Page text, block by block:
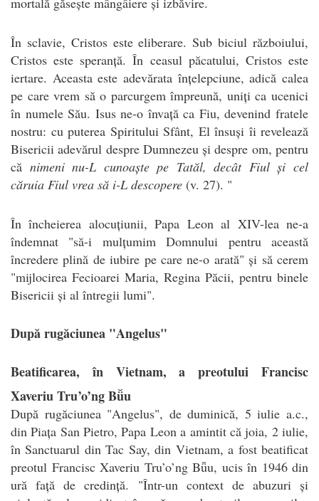
În sclavie, Cristos este eliberare. Sub biciul războiului,
Cristos este speranță. În ceasul păcatului, Cristos este
iertare. Aceasta este adevărata înțelepciune, adică calea
pe care vrem să o parcurgem împreună, uniți ca ucenici
în numele Său. Isus ne-o învață ca Fiu, devenind fratele
nostru: cu puterea Spiritului Sfânt, El însuși îi revelează
Bisericii adevărul despre Dumnezeu și despre om, pentru
că nimeni nu-L cunoaște pe Tatăl, decât Fiul și cel
căruia Fiul vrea să i-L descopere (v. 27). "
În încheierea alocuțiunii, Papa Leon al XIV-lea ne-a
îndemnat "să-i mulțumim Domnului pentru această
încredere plină de iubire pe care ne-o arată" și să cerem
"mijlocirea Fecioarei Maria, Regina Păcii, pentru binele
Bisericii și al întregii lumi".
După rugăciunea "Angelus"
Beatificarea, în Vietnam, a preotului Francisc
Xaveriu Tru’o’ng Bǚu
După rugăciunea "Angelus", de duminică, 5 iulie a.c.,
din Piața San Pietro, Papa Leon a amintit că joia, 2 iulie,
în Sanctuarul din Tac Say, din Vietnam, a fost beatificat
preotul Francisc Xaveriu Tru’o’ng Bǚu, ucis în 1946 din
ură față de credință. "Într-un context de abuzuri și